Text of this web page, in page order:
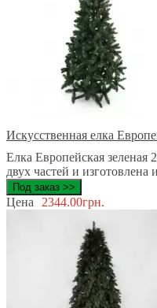
Искусственная елка
Елка Европейская зеленая
двух частей и изготовлена
Под заказ >>
Цена 2344.00грн.